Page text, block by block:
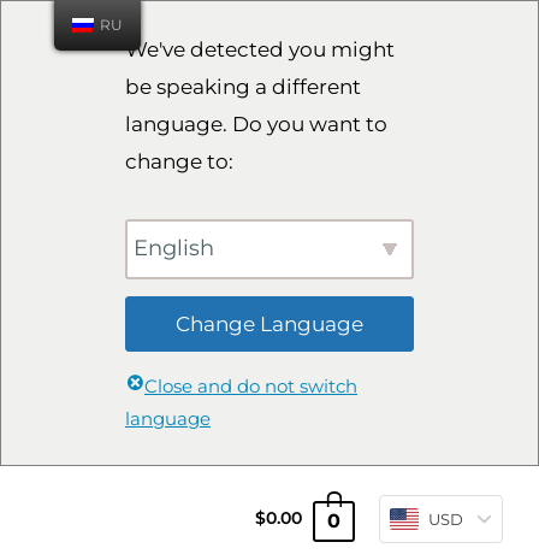
We've detected you might
be speaking a different
language. Do you want to
change to:
English
Change Language
Close and do not switch
language
$0.00 0 USD
RU